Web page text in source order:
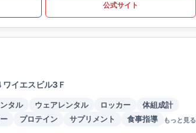
公式サイト
イエスビル3Ｆ
タル ウェアレンタル ロッカー
体組成計
プロテイン サプリメント 食事指導 もっと見る